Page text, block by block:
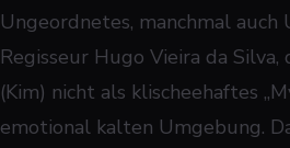
Ungeordnetes, manchmal auch
Regisseur Hugo Vieira da
(Kim) nicht als klischeehaftes
emotional kalten Umgebung.